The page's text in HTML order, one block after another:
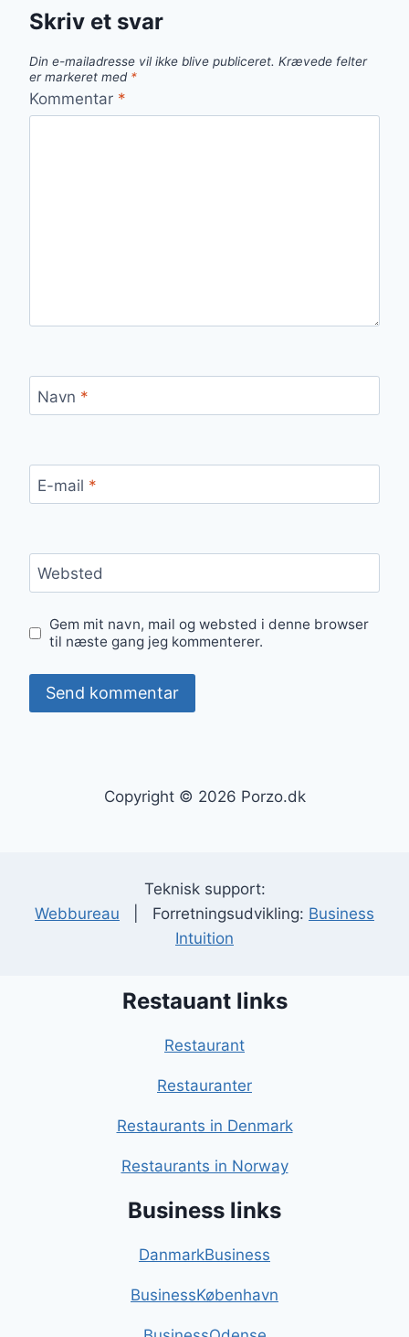
Skriv et svar
Din e-mailadresse vil ikke blive publiceret. Krævede felter
er markeret med *
Kommentar *
Navn *
E-mail *
Websted
Gem mit navn, mail og websted i denne browser
til næste gang jeg kommenterer.
Copyright © 2026 Porzo.dk
Teknisk support:
Webbureau | Forretningsudvikling: Business
Intuition
Restauant links
Restaurant
Restauranter
Restaurants in Denmark
Restaurants in Norway
Business links
DanmarkBusiness
BusinessKøbenhavn